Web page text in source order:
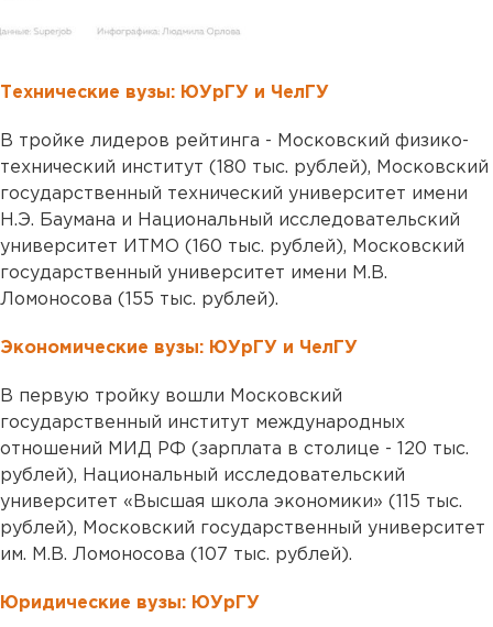
Технические вузы: ЮУрГУ и ЧелГУ
В тройке лидеров рейтинга - Московский физико-
технический институт (180 тыс. рублей), Московский
государственный технический университет имени
Н.Э. Баумана и Национальный исследовательский
университет ИТМО (160 тыс. рублей), Московский
государственный университет имени М.В.
Ломоносова (155 тыс. рублей).
Экономические вузы: ЮУрГУ и ЧелГУ
В первую тройку вошли Московский
государственный институт международных
отношений МИД РФ (зарплата в столице - 120 тыс.
рублей), Национальный исследовательский
университет «Высшая школа экономики» (115 тыс.
рублей), Московский государственный университет
им. М.В. Ломоносова (107 тыс. рублей).
Юридические вузы: ЮУрГУ